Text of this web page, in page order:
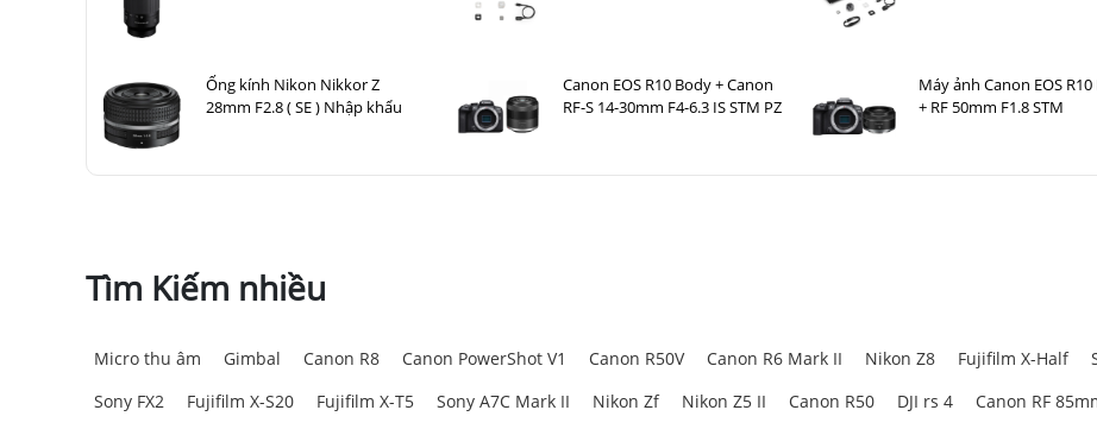
Ống kính Nikon Nikkor Z
28mm F2.8 ( SE ) Nhập khẩu
Canon EOS R10 Body + Canon
RF-S 14-30mm F4-6.3 IS STM PZ
Máy ảnh Canon EOS
+ RF 50mm F1.8 STM
Tìm Kiếm nhiều
Micro thu âm Gimbal Canon R8 Canon PowerShot V1 Canon R50V Canon R6 Mark II Nikon Z8 Fujifilm X-Half
Sony FX2
Fujifilm X-S20 Fujifilm X-T5 Sony A7C Mark II Nikon Zf Nikon Z5 II Canon R50 DJI rs 4 Canon RF